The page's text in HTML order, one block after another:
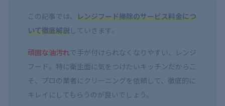
この記事では、 レンジフード掃除のサービス料金につ
いて徹底解説していきます。
頑固な油汚れで手が付けられなくなりやすい、レンジ
フード。特に衛生面に気をつけたいキッチンだからこ
そ、プロの業者にクリーニングを依頼して、徹底的に
キレイにしてもらうのが良いでしょう。